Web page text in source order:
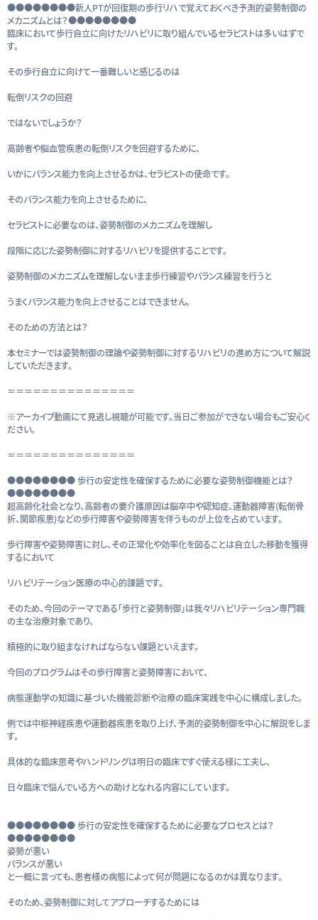
●●●●●●●●新人PTが回復期の歩行リハで覚えておくべき予測的姿勢制御の
メカニズムとは？●●●●●●●●
臨床において歩行自立に向けたリハビリに取り組んでいるセラピストは多いはずで
す。
その歩行自立に向けて一番難しいと感じるのは
転倒リスクの回避
ではないでしょうか？
高齢者や脳血管疾患の転倒リスクを回避するために、
いかにバランス能力を向上させるかは、セラピストの使命です。
そのバランス能力を向上させるために、
セラピストに必要なのは、姿勢制御のメカニズムを理解し
段階に応じた姿勢制御に対するリハビリを提供することです。
姿勢制御のメカニズムを理解しないまま歩行練習やバランス練習を行うと
うまくバランス能力を向上させることはできません。
そのための方法とは？
本セミナーでは姿勢制御の理論や姿勢制御に対するリハビリの進め方について解説
していただきます。
＝＝＝＝＝＝＝＝＝＝＝＝＝＝＝
※アーカイブ動画にて見逃し視聴が可能です。当日ご参加ができない場合もご安心く
ださい。
＝＝＝＝＝＝＝＝＝＝＝＝＝＝＝
●●●●●●●● 歩行の安定性を確保するために必要な姿勢制御機能とは？
●●●●●●●●
超高齢化社会となり、高齢者の要介護原因は脳卒中や認知症、運動器障害(転倒骨
折、関節疾患)などの歩行障害や姿勢障害を伴うものが上位を占めています。
歩行障害や姿勢障害に対し、その正常化や効率化を図ることは自立した移動を獲得
するにおいて
リハビリテーション医療の中心的課題です。
そのため、今回のテーマである「歩行と姿勢制御」は我々リハビリテーション専門職
の主な治療対象であり、
積極的に取り組まなければならない課題といえます。
今回のプログラムはその歩行障害と姿勢障害において、
病態運動学の知識に基づいた機能診断や治療の臨床実践を中心に構成しました。
例では中枢神経疾患や運動器疾患を取り上げ、予測的姿勢制御を中心に解説をしま
す。
具体的な臨床思考やハンドリングは明日の臨床ですぐ使える様に工夫し、
日々臨床で悩んでいる方への助けとなれる内容にしています。
●●●●●●●● 歩行の安定性を確保するために必要なプロセスとは？
●●●●●●●●
姿勢が悪い
バランスが悪い
と一概に言っても、患者様の病態によって何が問題になるのかは異なります。
そのため、姿勢制御に対してアプローチするためには